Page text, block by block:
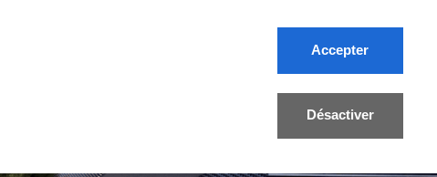
Accepter
Désactiver
FR/DE